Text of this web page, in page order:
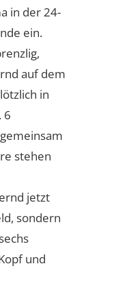
in der 24-
ein.
auf dem
in
6
stehen
jetzt
sondern
und